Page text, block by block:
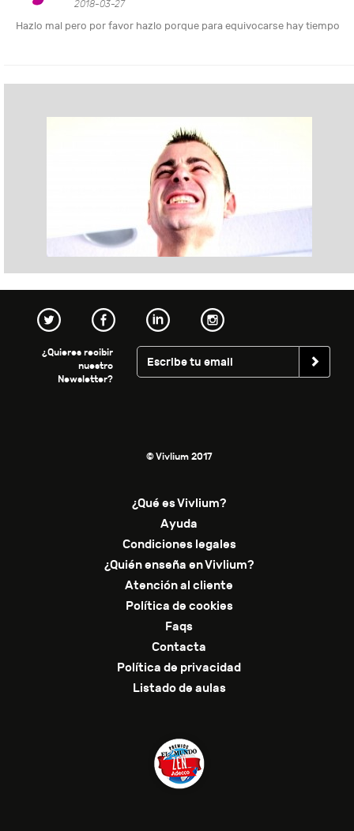
2018-03-27
Hazlo mal pero por favor hazlo porque para equivocarse hay tiempo
¿Quieres recibir
nuestro
Newsletter?
© Vivlium 2017
¿Qué es Vivlium?
Ayuda
Condiciones legales
¿Quién enseña en Vivlium?
Atención al cliente
Política de cookies
Faqs
Contacta
Política de privacidad
Listado de aulas